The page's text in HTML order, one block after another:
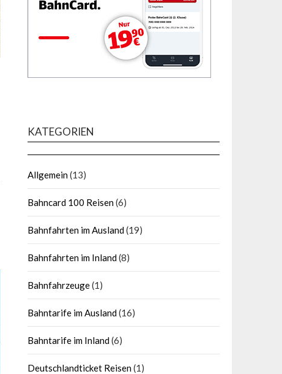
KATEGORIEN
Allgemein(13)
Bahncard 100 Reisen(6)
Bahnfahrten im Ausland(19)
Bahnfahrten im Inland(8)
Bahnfahrzeuge(1)
Bahntarife im Ausland(16)
Bahntarife im Inland(6)
Deutschlandticket Reisen(1)